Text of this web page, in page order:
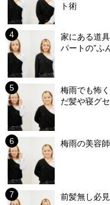
ト術
家にある道
パートの”ふ
梅雨でも怖
だ髪や寝グ
梅雨の美容
前髪無し必